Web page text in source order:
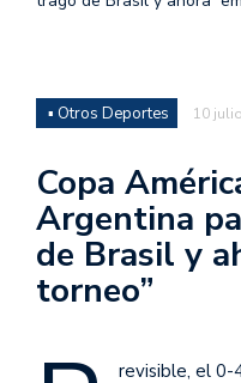
▪ Otros Deportes 10
Copa
Argentina
de Brasil y
torneo”
revisible, el 0-